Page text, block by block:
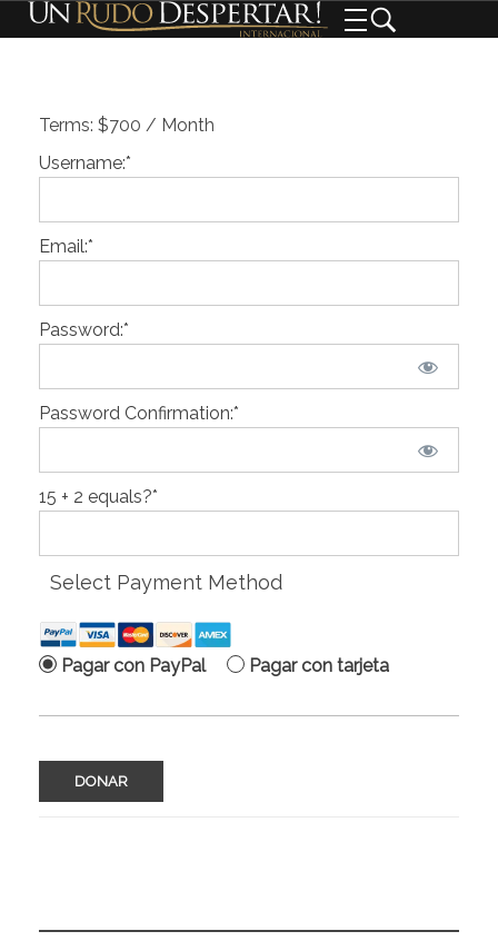
Terms: $700 / Month
Username:*
Email:*
Password:*
Password Confirmation:*
15 + 2 equals?*
Select Payment Method
Pagar con PayPal Pagar con tarjeta
No val